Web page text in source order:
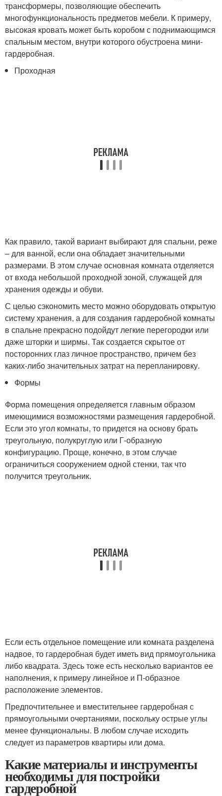
трансформеры, позволяющие обеспечить
многофункциональность предметов мебели. К примеру,
высокая кровать может быть коробом с поднимающимся
спальным местом, внутри которого обустроена мини-
гардеробная.
Проходная
Как правило, такой вариант выбирают для спальни, реже
– для ванной, если она обладает значительными
размерами. В этом случае основная комната отделяется
от входа небольшой проходной зоной, служащей для
хранения одежды и обуви.
С целью сэкономить место можно оборудовать открытую
систему хранения, а для создания гардеробной комнаты
в спальне прекрасно подойдут легкие перегородки или
даже шторки и ширмы. Так создается скрытое от
посторонних глаз личное пространство, причем без
каких-либо значительных затрат на перепланировку.
Формы
Форма помещения определяется главным образом
имеющимися возможностями размещения гардеробной.
Если это угол комнаты, то придется на основу брать
треугольную, полукруглую или Г-образную
конфигурацию. Проще, конечно, в этом случае
ограничиться сооружением одной стенки, так что
получится треугольник.
Если есть отдельное помещение или комната разделена
надвое, то гардеробная будет иметь вид прямоугольника
либо квадрата. Здесь тоже есть несколько вариантов ее
наполнения, к примеру линейное и П-образное
расположение элементов.
Предпочтительнее и вместительнее гардеробная с
прямоугольными очертаниями, поскольку острые углы
менее функциональны. В любом случае исходить
следует из параметров квартиры или дома.
Какие материалы и инструменты
необходимы для постройки
гардеробной